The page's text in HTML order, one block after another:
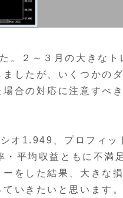
。２～３月の大きなト
したが、いくつかの
合の対応に注意すべ
オ1.949、プロフィッ
平均収益ともに不満
をした結果、大きな
いきたいと思います。